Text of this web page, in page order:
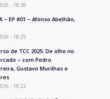
- 18:38
– EP #01 – Afonso Abelhão,
- 18:29
de TCC 2025: De olho no
– com Pedro
Gustavo Murilhas e
- 18:22